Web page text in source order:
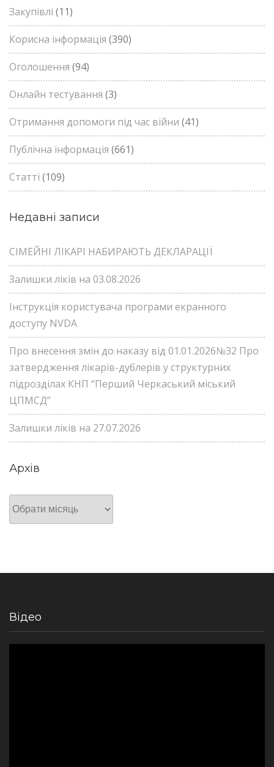
Закупівлі (11)
Корисна інформація (390)
Оголошення (94)
Онлайн тестування (3)
Отримання допомоги під час війни (41)
Публічна інформація (661)
Статті (109)
Недавні записи
СІМЕЙНІ ЛІКАРІ НАБИРАЮТЬ ДЕКЛАРАЦІЇ
Залишки ліків на 03.08.2026
Інструкція користувача програми екранного
доступу NVDA
Про внесення змін до наказу від 01.01.2026№32 Про
затвердження лікарів-дублерів у структурних
підрозділах КНП “Перший Черкаський міський
ЦПМСД”
Залишки ліків на 27.07.2026
Архів
Архів
Відео